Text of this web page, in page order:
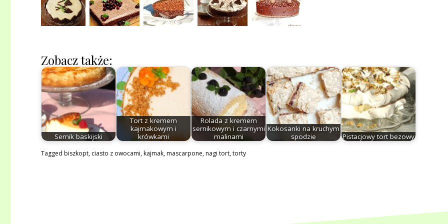
Zobacz także:
Sernik baskijski
Tort z kremem
kajmakowym i
krówkami
Rolada z kremem
sernikowym i czarnymi
malinami
Kokosanki na kruchym
spodzie
Pistacjowy tort bezowy
Tagged biszkopt, ciasto z owocami,kajmak,mascarpone,nagi tort,torty